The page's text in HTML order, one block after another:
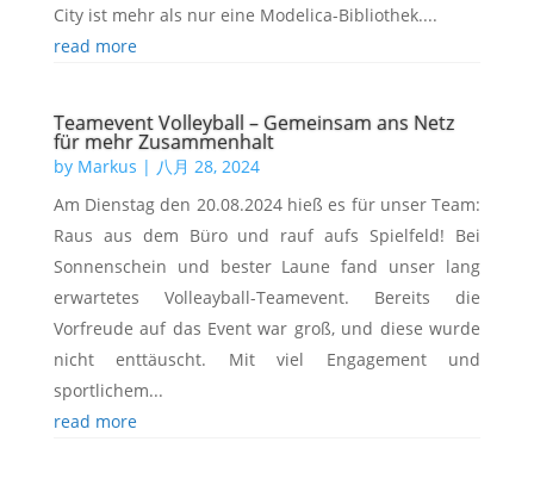
City ist mehr als nur eine Modelica-Bibliothek....
read more
Teamevent Volleyball – Gemeinsam ans Netz
für mehr Zusammenhalt
by Markus | 八月 28, 2024
Am Dienstag den 20.08.2024 hieß es für unser Team:
Raus aus dem Büro und rauf aufs Spielfeld! Bei
Sonnenschein und bester Laune fand unser lang
erwartetes Volleayball-Teamevent. Bereits die
Vorfreude auf das Event war groß, und diese wurde
nicht enttäuscht. Mit viel Engagement und
sportlichem...
read more